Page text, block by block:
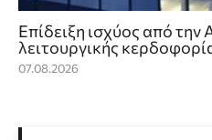
Επίδειξη ισχύος από την
λειτουργικής
07.08.2026